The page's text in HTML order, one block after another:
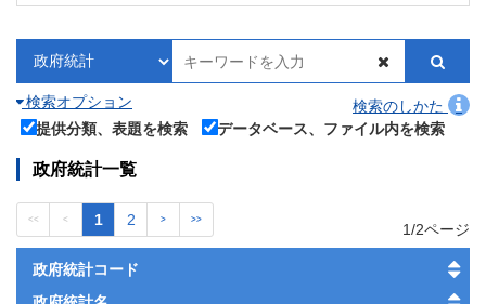
検索オプション
検索のしかた
提供分類、表題を検索
データベース、ファイル内を検索
政府統計一覧
<< < 1 2 > >>
1/2ページ
政府統計コード